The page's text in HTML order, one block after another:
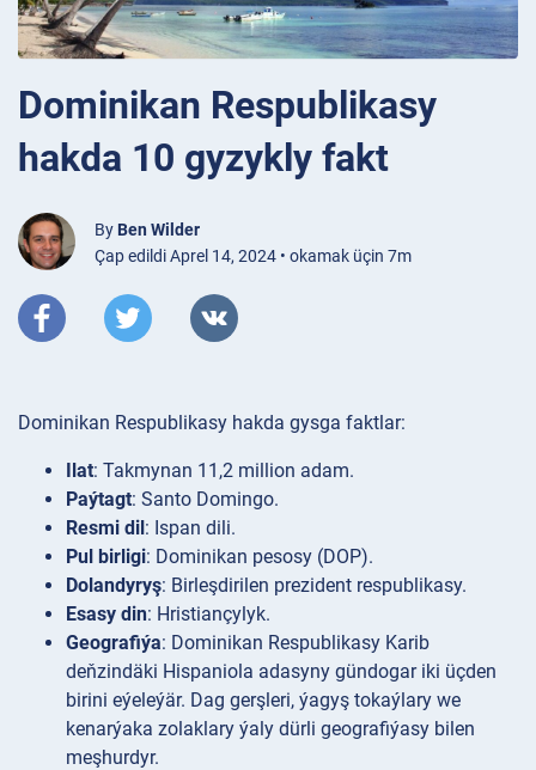
Dominikan Respublikasy
hakda 10 gyzykly fakt
By Ben Wilder
Çap edildi Aprel 14, 2024 • okamak üçin 7m
Dominikan Respublikasy hakda gysga faktlar:
Ilat: Takmynan 11,2 million adam.
Paýtagt: Santo Domingo.
Resmi dil: Ispan dili.
Pul birligi: Dominikan pesosy (DOP).
Dolandyryş: Birleşdirilen prezident respublikasy.
Esasy din: Hristiançylyk.
Geografiýa: Dominikan Respublikasy Karib
deňzindäki Hispaniola adasyny gündogar iki üçden
birini eýeleýär. Dag gerşleri, ýagyş tokaýlary we
kenarýaka zolaklary ýaly dürli geografiýasy bilen
meşhurdyr.